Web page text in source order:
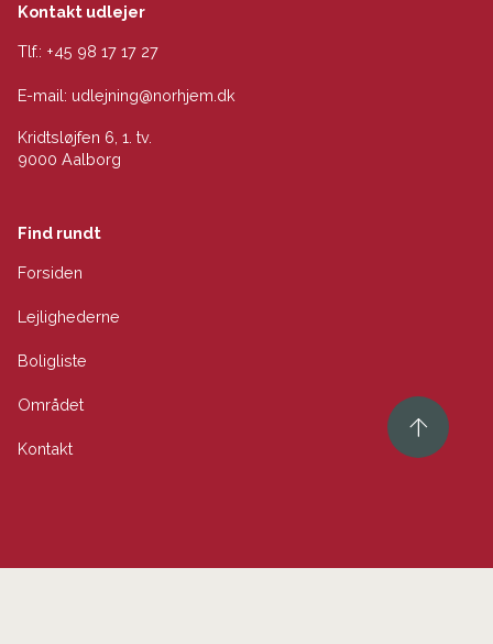
Kontakt udlejer
Tlf.: +45 98 17 17 27
E-mail: udlejning@norhjem.dk
Kridtsløjfen 6, 1. tv.
9000 Aalborg
Find rundt
Forsiden
Lejlighederne
Boligliste
Området
Kontakt